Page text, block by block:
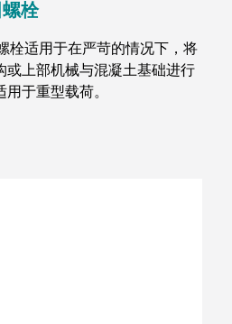
栓
栓适用于在严苛的情况下，将
或上部机械与混凝土基础进行
于重型载荷。